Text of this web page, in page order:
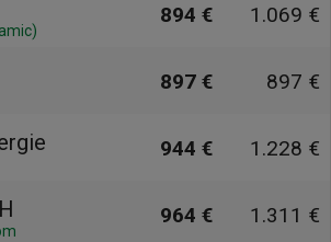
894 € 1.069 €
897 € 897 €
944 € 1.228 €
964 € 1.311 €